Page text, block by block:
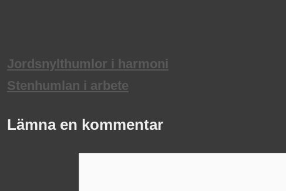
Jordsnylthumlor i harmoni
Stenhumlan i arbete
Lämna en kommentar